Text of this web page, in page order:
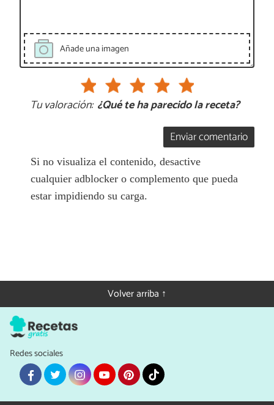
Añade una imagen
Tu valoración: ¿Qué te ha parecido la receta?
Enviar comentario
Si no visualiza el contenido, desactive
cualquier adblocker o complemento que pueda
estar impidiendo su carga.
Volver arriba ↑
Redes sociales